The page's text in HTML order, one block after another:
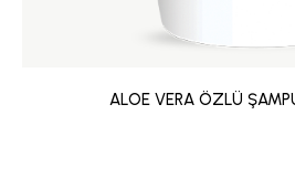
ALOE VERA ÖZLÜ